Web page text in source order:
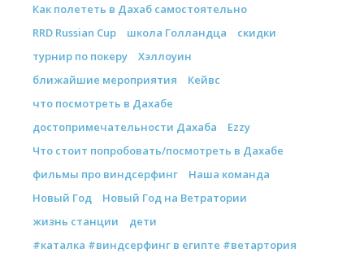
Как полететь в Дахаб самостоятельно
RRD Russian Cup
школа Голландца
скидки
турнир по покеру
Хэллоуин
ближайшие мероприятия
Кейвс
что посмотреть в Дахабе
достопримечательности Дахаба
Ezzy
Что стоит попробовать/посмотреть в Дахабе
фильмы про виндсерфинг
Наша команда
Новый Год
Новый Год на Ветратории
жизнь станции
дети
#каталка #виндсерфинг в египте #ветартория